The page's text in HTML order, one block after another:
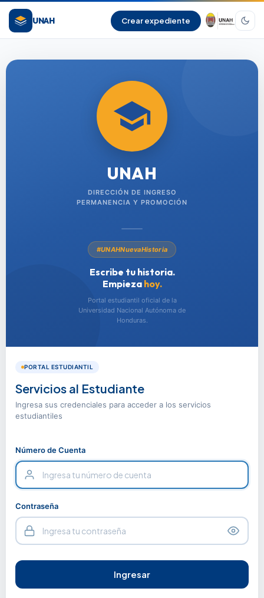
UNAH Crear expediente
UNAH
DIRECCIÓN DE INGRESO
PERMANENCIA Y PROMOCIÓN
#UNAHNuevaHistoria
Escribe tu historia.
Empieza hoy.
Portal estudiantil oficial de la
Universidad Nacional Autónoma de
Honduras.
PORTAL ESTUDIANTIL
Servicios al Estudiante
Ingresa sus credenciales para acceder a los servicios
estudiantiles
Número de Cuenta
Contraseña